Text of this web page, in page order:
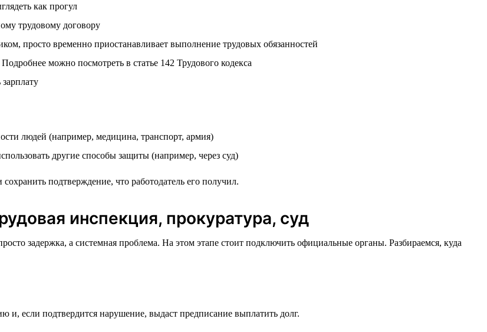
как прогул
трудовому договору
просто временно приостанавливает выполнение трудовых обязанностей
можно посмотреть в статье 142 Трудового кодекса
людей (например, медицина, транспорт, армия)
другие способы защиты (например, через суд)
подтверждение, что работодатель его получил.
инспекция, прокуратура, суд
задержка, а системная проблема. На этом этапе стоит подключить официальные органы. Разбираемся, куда
и, если подтвердится нарушение, выдаст предписание выплатить долг.